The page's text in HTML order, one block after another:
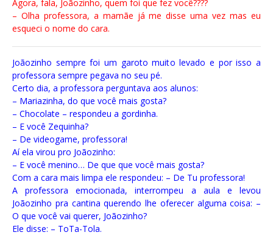
Agora, fala, Joãozinho, quem foi que fez você????
– Olha professora, a mamãe já me disse uma vez mas eu
esqueci o nome do cara.
Joãozinho sempre foi um garoto muito levado e por isso a
professora sempre pegava no seu pé.
Certo dia, a professora perguntava aos alunos:
– Mariazinha, do que você mais gosta?
– Chocolate – respondeu a gordinha.
– E você Zequinha?
– De videogame, professora!
Aí ela virou pro Joãozinho:
– E você menino… De que que você mais gosta?
Com a cara mais limpa ele respondeu: – De Tu professora!
A professora emocionada, interrompeu a aula e levou
Joãozinho pra cantina querendo lhe oferecer alguma coisa: –
O que você vai querer, Joãozinho?
Ele disse: – ToTa-Tola.